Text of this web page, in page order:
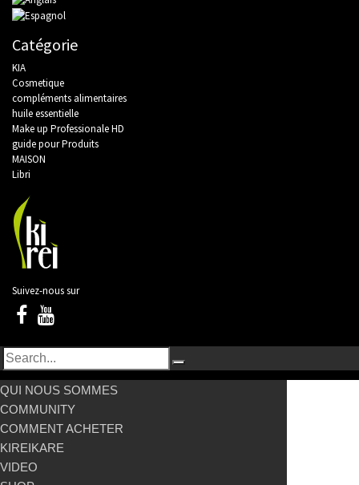
Catégorie
KIA
Cosmetique
compléments alimentaires
huile essentielle
Make up Professionale HD
guide pour Produits
MAISON
Libri
Suivez-nous sur
QUI NOUS SOMMES
COMMUNITY
COMMENT ACHETER
KIREIKARE
VIDEO